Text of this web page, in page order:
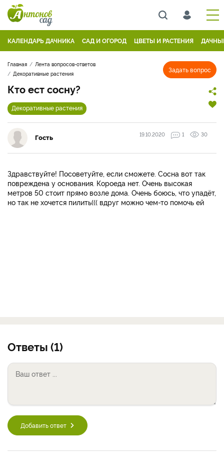
КАЛЕНДАРЬ ДАЧНИКА САД И ОГОРОД ЦВЕТЫ И РАСТЕНИЯ
Задать вопрос
Главная
Лента вопросов-ответов
Декоративные растения
Кто ест сосну?
Декоративные растения
Гость 19.10.2020 1 30
Здравствуйте! Посоветуйте, если сможете. Сосна вот так
повреждена у основания. Короеда нет. Очень высокая
метров 50 стоит прямо возле дома. Очень боюсь, что упадёт,
но так не хочется пилить((( вдруг можно чем-то помочь ей
Ответы (1)
Добавить ответ